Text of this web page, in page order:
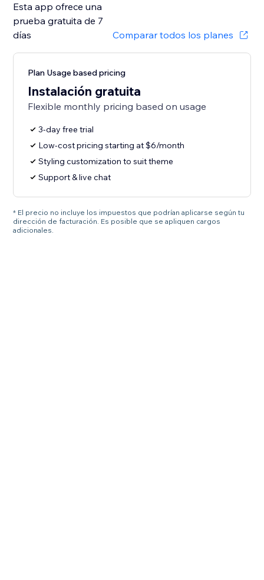
Esta app ofrece una
prueba gratuita de 7
días
Comparar todos los planes
Plan Usage based pricing
Instalación gratuita
Flexible monthly pricing based on usage
3-day free trial
Low-cost pricing starting at $6/month
Styling customization to suit theme
Support & live chat
* El precio no incluye los impuestos que podrían aplicarse según tu
dirección de facturación. Es posible que se apliquen cargos
adicionales.